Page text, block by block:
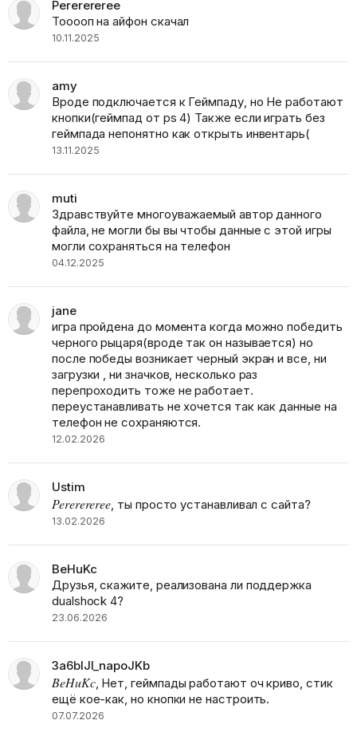
Pererereree
Тооооп на айфон скачал
10.11.2025
amy
Вроде подключается к Геймпаду, но Не работают
кнопки(геймпад от ps 4) Также если играть без
геймпада непонятно как открыть инвентарь(
13.11.2025
muti
Здравствуйте многоуважаемый автор данного
файла, не могли бы вы чтобы данные с этой игры
могли сохраняться на телефон
04.12.2025
jane
игра пройдена до момента когда можно победить
черного рыцаря(вроде так он называется) но
после победы возникает черный экран и все, ни
загрузки , ни значков, несколько раз
перепроходить тоже не работает.
переустанавливать не хочется так как данные на
телефон не сохраняются.
12.02.2026
Ustim
Pererereree, ты просто устанавливал с сайта?
13.02.2026
BeHuKc
Друзья, скажите, реализована ли поддержка
dualshock 4?
23.06.2026
3a6blJI_napoJKb
BeHuKc, Нет, геймпады работают оч криво, стик
ещё кое-как, но кнопки не настроить.
07.07.2026